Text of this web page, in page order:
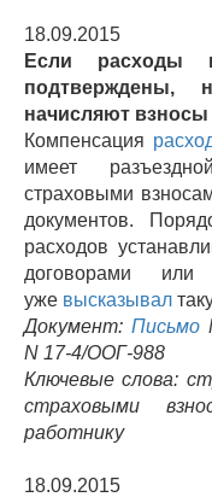
18.09.2015
Если расходы
начисляют взносы
Компенсация
имеет
страховыми
документов.
расходов
договорами
уже высказывал
Документ: Письмо
N 17-4/ООГ-988
Ключевые слова:
страховыми
работнику
18.09.2015